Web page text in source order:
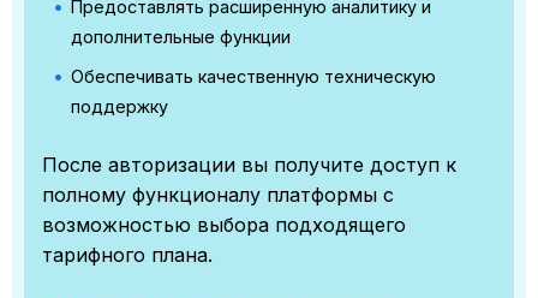
Предоставлять расширенную аналитику и
дополнительные функции
Обеспечивать качественную техническую
поддержку
После авторизации вы получите доступ к
полному функционалу платформы с
возможностью выбора подходящего
тарифного плана.